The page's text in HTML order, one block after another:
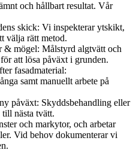
och hållbart resultat. Vår
skick: Vi inspekterar ytskikt,
välja rätt metod.
& mögel: Målstyrd algtvätt och
att lösa påväxt i grunden.
fasadmaterial:
samt manuellt arbete på
påväxt: Skyddsbehandling eller
nästa tvätt.
och markytor, och arbetar
Vid behov dokumenterar vi